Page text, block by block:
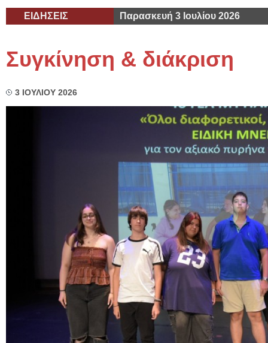
ΕΙΔΗΣΕΙΣ Παρασκευή 3 Ιουλίου 2026
Συγκίνηση & διάκριση
3 ΙΟΥΛΙΟΥ 2026